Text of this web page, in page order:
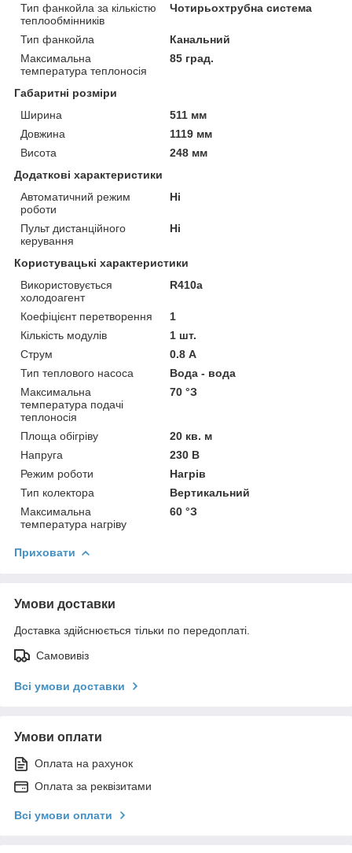
Тип фанкойла за кількістю
теплообмінників
Чотирьохтрубна система
Тип фанкойла
Канальний
Максимальна
температура теплоносія
85 град.
Габаритні розміри
Ширина
511 мм
Довжина
1119 мм
Висота
248 мм
Додаткові характеристики
Автоматичний режим
роботи
Ні
Пульт дистанційного
керування
Ні
Користувацькі характеристики
Використовується
холодоагент
R410a
Коефіцієнт перетворення
1
Кількість модулів
1 шт.
Струм
0.8 А
Тип теплового насоса
Вода - вода
Максимальна
температура подачі
теплоносія
70 °З
Площа обігріву
20 кв. м
Напруга
230 В
Режим роботи
Нагрів
Тип колектора
Вертикальний
Максимальна
температура нагріву
60 °З
Приховати
Умови доставки
Доставка здійснюється тільки по передоплаті.
Самовивіз
Всі умови доставки
Умови оплати
Оплата на рахунок
Оплата за реквізитами
Всі умови оплати